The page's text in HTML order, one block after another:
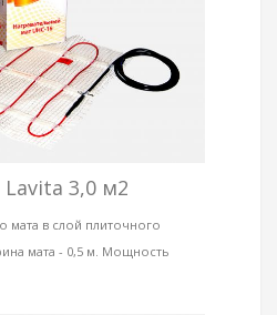
3,0 м2
мата в слой плиточного
мата - 0,5 м. Мощность